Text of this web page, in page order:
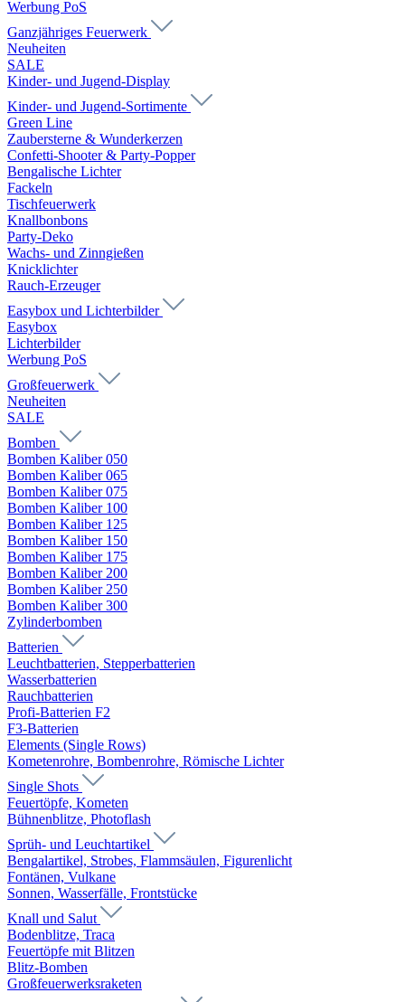
Werbung PoS
Ganzjähriges Feuerwerk
Neuheiten
SALE
Kinder- und Jugend-Display
Kinder- und Jugend-Sortimente
Green Line
Zaubersterne & Wunderkerzen
Confetti-Shooter & Party-Popper
Bengalische Lichter
Fackeln
Tischfeuerwerk
Knallbonbons
Party-Deko
Wachs- und Zinngießen
Knicklichter
Rauch-Erzeuger
Easybox und Lichterbilder
Easybox
Lichterbilder
Werbung PoS
Großfeuerwerk
Neuheiten
SALE
Bomben
Bomben Kaliber 050
Bomben Kaliber 065
Bomben Kaliber 075
Bomben Kaliber 100
Bomben Kaliber 125
Bomben Kaliber 150
Bomben Kaliber 175
Bomben Kaliber 200
Bomben Kaliber 250
Bomben Kaliber 300
Zylinderbomben
Batterien
Leuchtbatterien, Stepperbatterien
Wasserbatterien
Rauchbatterien
Profi-Batterien F2
F3-Batterien
Elements (Single Rows)
Kometenrohre, Bombenrohre, Römische Lichter
Single Shots
Feuertöpfe, Kometen
Bühnenblitze, Photoflash
Sprüh- und Leuchtartikel
Bengalartikel, Strobes, Flammsäulen, Figurenlicht
Fontänen, Vulkane
Sonnen, Wasserfälle, Frontstücke
Knall und Salut
Bodenblitze, Traca
Feuertöpfe mit Blitzen
Blitz-Bomben
Großfeuerwerksraketen